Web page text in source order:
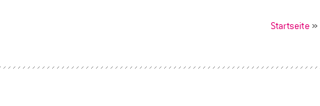
Startseite »